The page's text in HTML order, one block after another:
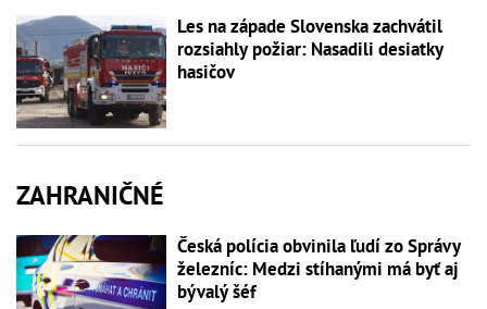
Les na západe Slovenska zachvátil
rozsiahly požiar: Nasadili desiatky
hasičov
ZAHRANIČNÉ
Česká polícia obvinila ľudí zo Správy
železníc: Medzi stíhanými má byť aj
bývalý šéf